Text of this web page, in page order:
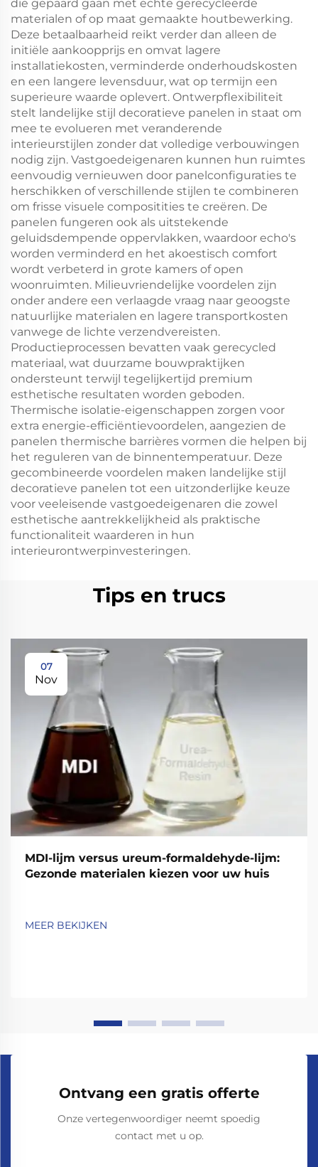
die gepaard gaan met echte gerecycleerde
materialen of op maat gemaakte houtbewerking.
Deze betaalbaarheid reikt verder dan alleen de
initiële aankoopprijs en omvat lagere
installatiekosten, verminderde onderhoudskosten
en een langere levensduur, wat op termijn een
superieure waarde oplevert. Ontwerpflexibiliteit
stelt landelijke stijl decoratieve panelen in staat om
mee te evolueren met veranderende
interieurstijlen zonder dat volledige verbouwingen
nodig zijn. Vastgoedeigenaren kunnen hun ruimtes
eenvoudig vernieuwen door panelconfiguraties te
herschikken of verschillende stijlen te combineren
om frisse visuele compositities te creëren. De
panelen fungeren ook als uitstekende
geluidsdempende oppervlakken, waardoor echo's
worden verminderd en het akoestisch comfort
wordt verbeterd in grote kamers of open
woonruimten. Milieuvriendelijke voordelen zijn
onder andere een verlaagde vraag naar geoogste
natuurlijke materialen en lagere transportkosten
vanwege de lichte verzendvereisten.
Productieprocessen bevatten vaak gerecycled
materiaal, wat duurzame bouwpraktijken
ondersteunt terwijl tegelijkertijd premium
esthetische resultaten worden geboden.
Thermische isolatie-eigenschappen zorgen voor
extra energie-efficiëntievoordelen, aangezien de
panelen thermische barrières vormen die helpen bij
het reguleren van de binnentemperatuur. Deze
gecombineerde voordelen maken landelijke stijl
decoratieve panelen tot een uitzonderlijke keuze
voor veeleisende vastgoedeigenaren die zowel
esthetische aantrekkelijkheid als praktische
functionaliteit waarderen in hun
interieurontwerpinvesteringen.
Tips en trucs
07
Nov
MDI-lijm versus ureum-formaldehyde-lijm:
Gezonde materialen kiezen voor uw huis
MEER BEKIJKEN
Ontvang een gratis offerte
Onze vertegenwoordiger neemt spoedig
contact met u op.